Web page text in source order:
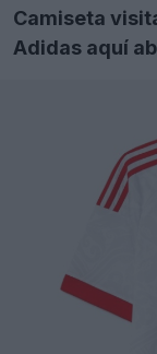
Camiseta
Adidas aquí